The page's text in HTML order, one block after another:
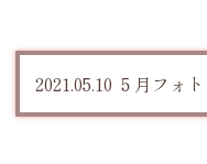
2021.05.10 ５月フォ